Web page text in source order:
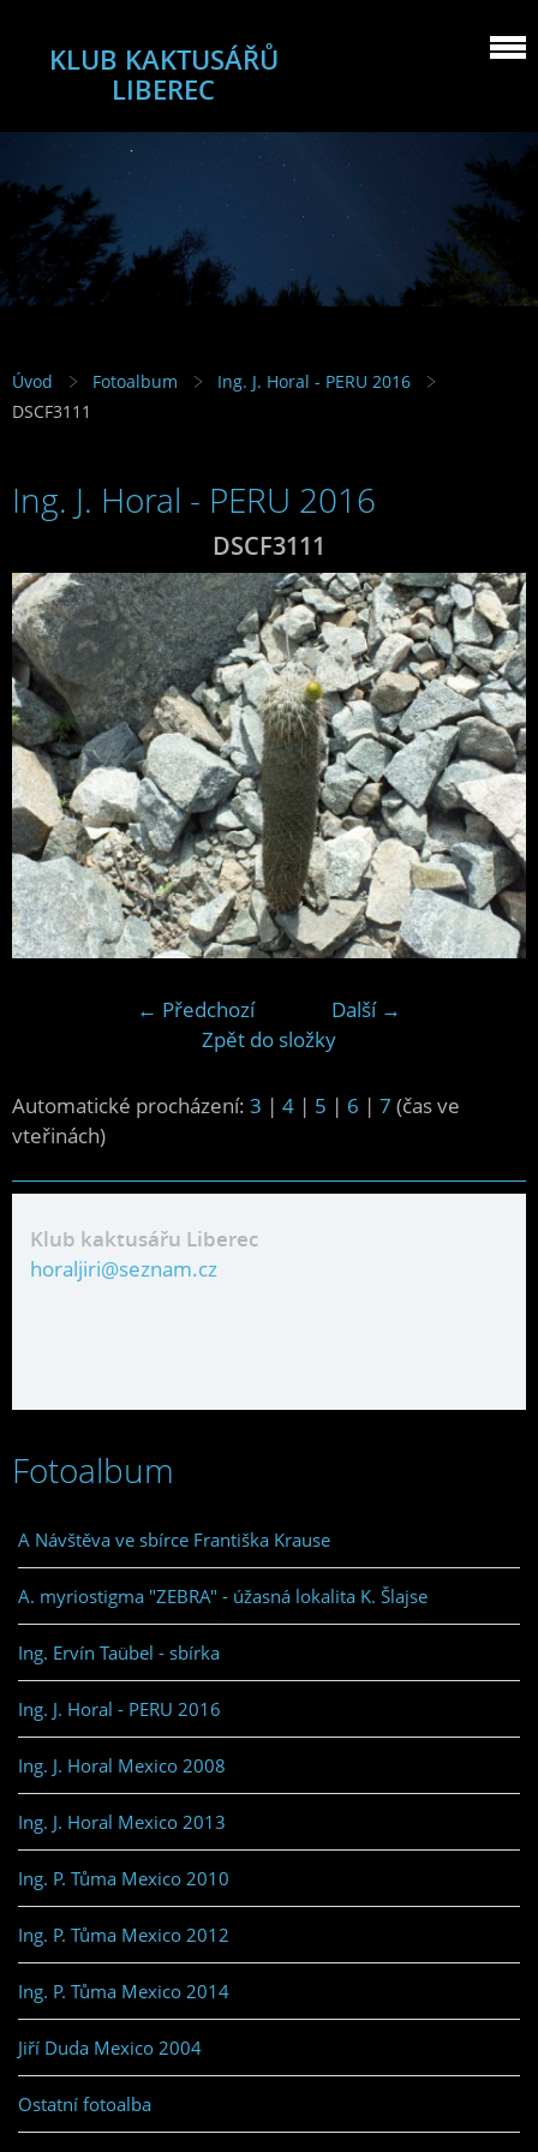
KLUB KAKTUSÁŘŮ
LIBEREC
Úvod Fotoalbum
Ing. J. Horal - PERU 2016
DSCF3111
Ing. J. Horal - PERU 2016
DSCF3111
← Předchozí
Další →
Zpět do složky
Automatické procházení: 3 | 4 | 5 | 6 | 7 (čas ve
vteřinách)
Klub kaktusářu Liberec
horaljiri@seznam.cz
Fotoalbum
A Návštěva ve sbírce Františka Krause
A. myriostigma "ZEBRA" - úžasná lokalita K. Šlajse
Ing. Ervín Taübel - sbírka
Ing. J. Horal - PERU 2016
Ing. J. Horal Mexico 2008
Ing. J. Horal Mexico 2013
Ing. P. Tůma Mexico 2010
Ing. P. Tůma Mexico 2012
Ing. P. Tůma Mexico 2014
Jiří Duda Mexico 2004
Ostatní fotoalba